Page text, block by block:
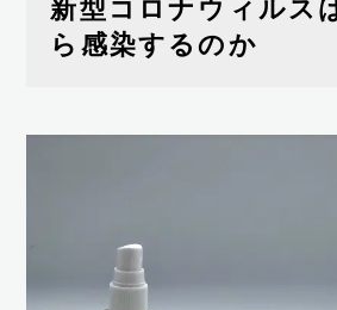
新型コロナウィルス
ら感染するのか